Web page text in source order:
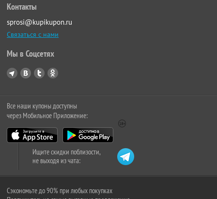
Контакты
sprosi@kupikupon.ru
Связаться с нами
Мы в Соцсетях
Все наши купоны доступны
через Мобильное Приложение:
Ищите скидки поблизости,
не выходя из чата:
Сэкономьте до 90% при любых покупках